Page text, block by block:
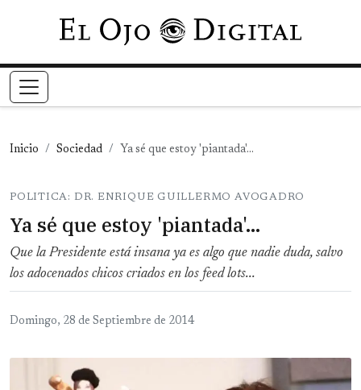
Pasar al contenido principal
Inicio Sociedad Ya sé que estoy 'piantada'...
POLITICA: DR. ENRIQUE GUILLERMO AVOGADRO
Ya sé que estoy 'piantada'...
Que la Presidente está insana ya es algo que nadie duda, salvo
los adocenados chicos criados en los feed lots...
Domingo, 28 de Septiembre de 2014